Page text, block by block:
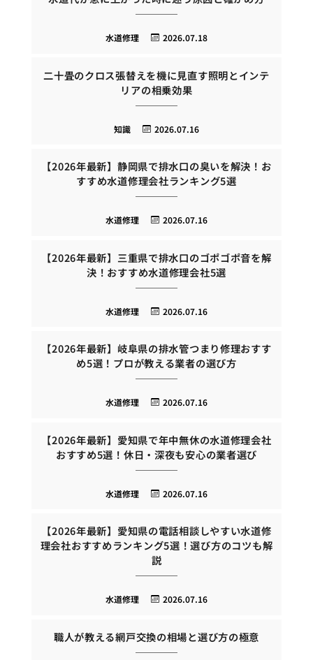
2026.07.18
水道修理
二十畳のクロス張替えを機に見直す照明とインテ
リアの相乗効果
2026.07.16
知識
【2026年最新】静岡県で排水口の臭いを解決！お
すすめ水道修理会社ランキング5選
2026.07.16
水道修理
【2026年最新】三重県で排水口のゴポゴポ音を解
決！おすすめ水道修理会社5選
2026.07.16
水道修理
【2026年最新】岐阜県の排水管つまり修理おすす
め5選！プロが教える業者の選び方
2026.07.16
水道修理
【2026年最新】愛知県で年中無休の水道修理会社
おすすめ5選！休日・深夜も安心の業者選び
2026.07.16
水道修理
【2026年最新】愛知県の電話相談しやすい水道修
理会社おすすめランキング5選！選び方のコツも解
説
2026.07.16
水道修理
職人が教える網戸交換の相場と選び方の極意